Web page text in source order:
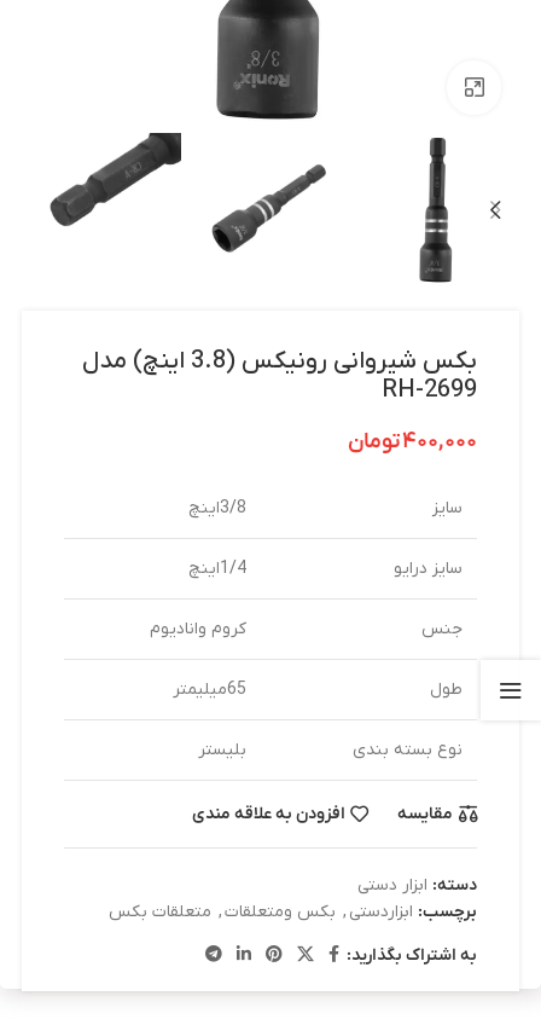
بکس شیروانی رونیکس (3.8 اینچ) مدل
RH-2699
۴۰۰,۰۰۰تومان
سایز 3/8اینچ
سایز درایو 1/4اینچ
جنس کروم وانادیوم
طول 65میلیمتر
نوع بسته بندی بلیستر
مقایسه افزودن به علاقه مندی
دسته: ابزار دستی
برچسب: ابزاردستی , بکس ومتعلقات, متعلقات بکس
به اشتراک بگذارید: